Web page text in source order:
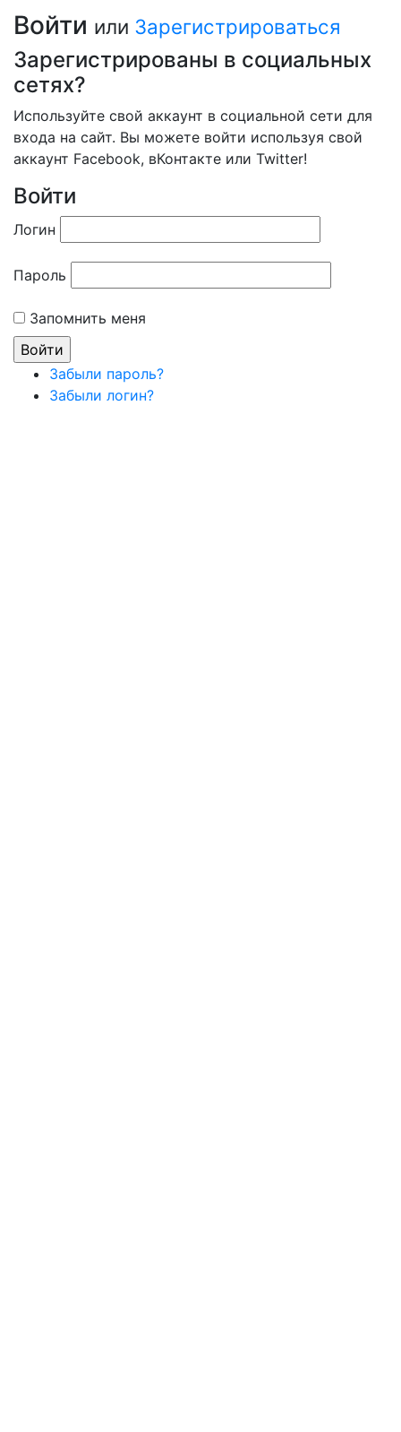
Войти или Зарегистрироваться
Зарегистрированы в социальных
сетях?
Используйте свой аккаунт в социальной сети для
входа на сайт. Вы можете войти используя свой
аккаунт Facebook, вКонтакте или Twitter!
Войти
Логин
Пароль
Запомнить меня
Забыли пароль?
Забыли логин?